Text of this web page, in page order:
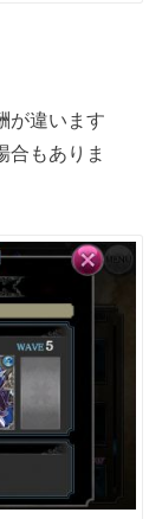
が違います
合もありま